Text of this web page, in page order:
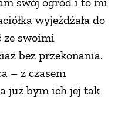
wyjeżdżała do
ze swoimi
bez przekonania.
– z czasem
już bym ich jej tak